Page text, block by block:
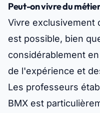
Peut-on vivre du
Vivre exclusivement
est possible, bien
considérablement
de l'expérience et
Les professeurs
BMX est